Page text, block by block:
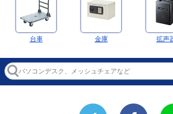
台車 金庫 拡声